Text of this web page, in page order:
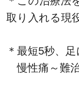
取り入れる現
＊最短5秒、
慢性痛～難